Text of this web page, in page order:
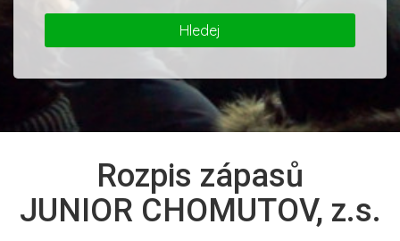
Rozpis zápasů
JUNIOR CHOMUTOV, z.s.